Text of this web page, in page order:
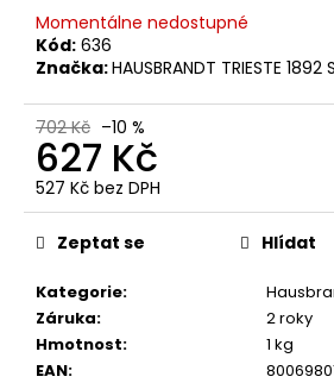
Momentálne nedostupné
Kód: 636
Značka:HAUSBRANDT TRIESTE 1892
702 Kč –10 %
627 Kč
527 Kč bez DPH
Měrná
cena:
Kategorie:
Záruka:
2 roky
Hmotnost:
1 kg
EAN:
Zeptat se Hlídat
MOKATE
2IN1
XXL
24
KS
133
Kč